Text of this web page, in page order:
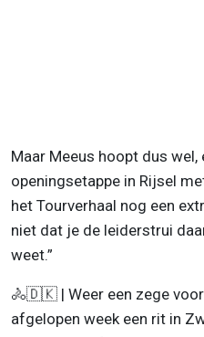
Maar Meeus hoopt dus wel,
openingsetappe in Rijsel
het Tourverhaal nog een
niet dat je de leiderstrui
weet.”
🚴🇩🇰 | Weer een zege
afgelopen week een rit in